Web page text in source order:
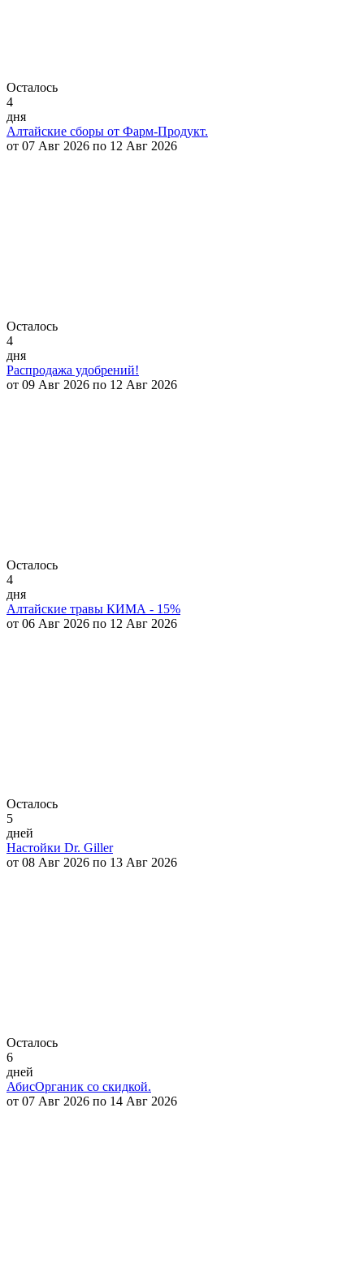
Осталось
4
дня
Алтайские сборы от Фарм-Продукт.
от 07 Авг 2026 по 12 Авг 2026
Осталось
4
дня
Распродажа удобрений!
от 09 Авг 2026 по 12 Авг 2026
Осталось
4
дня
Алтайские травы КИМА - 15%
от 06 Авг 2026 по 12 Авг 2026
Осталось
5
дней
Настойки Dr. Giller
от 08 Авг 2026 по 13 Авг 2026
Осталось
6
дней
АбисОрганик со скидкой.
от 07 Авг 2026 по 14 Авг 2026